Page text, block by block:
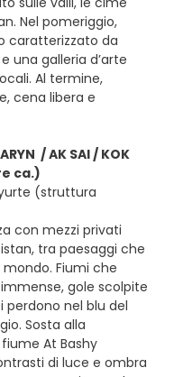
Nel pomeriggio,
caratterizzato da
una galleria d’arte
Al termine,
cena libera e
/ AK SAI / KOK
ca.)
(struttura
con mezzi privati
tra paesaggi che
Fiumi che
gole scolpite
nel blu del
Sosta alla
At Bashy
di luce e ombra